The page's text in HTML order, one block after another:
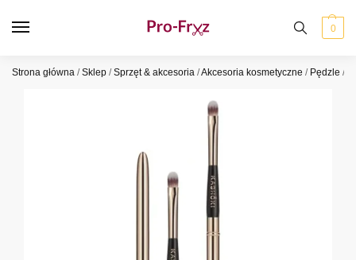
0
Strona główna /Sklep /Sprzęt & akcesoria /Akcesoria kosmetyczne / Pędzle /